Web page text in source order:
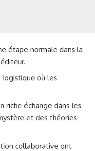
étape normale dans la
logistique où les
riche échange dans les
et des théories
collaborative ont